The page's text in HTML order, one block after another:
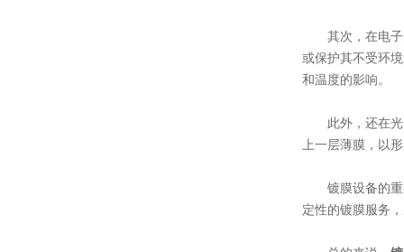
其次，在电子
或保护其不受环
和温度的影响。
此外，还在光
上一层薄膜，以
镀膜设备的重
定性的镀膜服务